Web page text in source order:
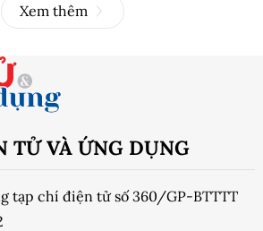
Xem thêm
TỬ VÀ ỨNG DỤNG
tạp chí điện tử số 360/GP-BTTTT